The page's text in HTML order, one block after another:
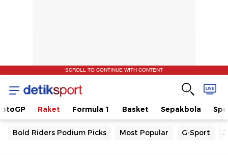
SCROLL TO CONTINUE WITH CONTENT
Raket Formula 1 Basket Sepakbola
Bold Riders Podium Picks Most Popular G-Sport